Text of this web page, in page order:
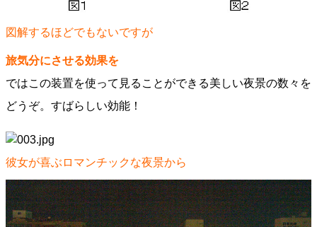
図解するほどでもないですが
旅気分にさせる効果を
ではこの装置を使って見ることができる美しい夜景の数々を
どうぞ。すばらしい効能！
彼女が喜ぶロマンチックな夜景から